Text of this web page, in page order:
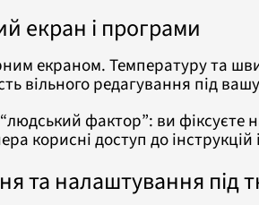
екран і програми
екраном. Температуру та
вільного редагування під
фактор”: ви фіксуєте
корисні доступ до
та налаштування під